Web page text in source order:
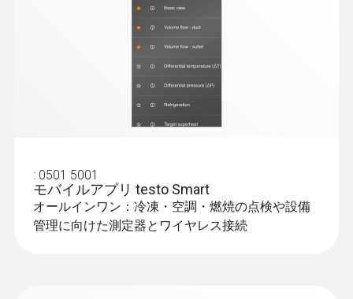
R434A; R437A; R438A; R442A; R444B; R448A;
R449A; R450A; R452A; R452B; R453a; R454A;
R454B; R454C; R455A; R458A; R500; R502;
R503; R507; R513A; R600a; R718 (H2O); R744
R11; FX80; I12A; R1150; R1270; Pt1000; R14;
R142B; R152A; R161; R170; R227; R236fa;
R245fa; R401C; R406A; R407B; R407D; R41;
R411A; R412A; R413A; R417A; R417B; R417C;
: 0501 5001
モバイルアプリ testo Smart
オールインワン：冷凍・空調・燃焼の点検や設備
管理に向けた測定器とワイヤレス接続